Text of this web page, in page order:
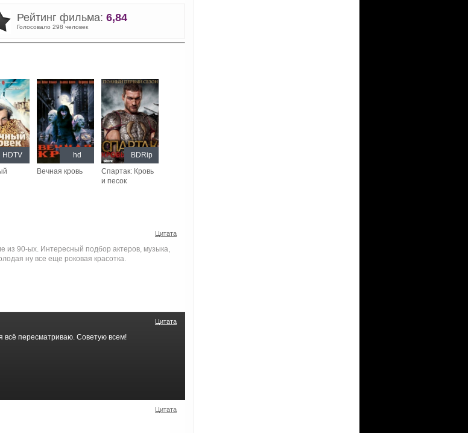
Рейтинг фильма: 6,84
Голосовало 298 человек
HDTV
Вечная кровь
hd
Спартак: Кровь
и песок
BDRip
Цитата
из 90-ых. Интересный подбор актеров, музыка,
ну все еще роковая красотка.
Цитата
всё пересматриваю. Советую всем!
Цитата